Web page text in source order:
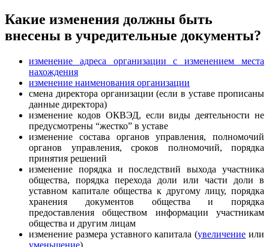
Какие изменения должны быть
внесены в учредительные документы?
изменение адреса организации с изменением места
нахождения
изменение наименования организации
смена директора организации (если в уставе прописаны
данные директора)
изменение кодов ОКВЭД, если виды деятельности не
предусмотрены “жестко” в уставе
изменение состава органов управления, полномочий
органов управления, сроков полномочий, порядка
принятия решений
изменение порядка и последствий выхода участника
общества, порядка перехода доли или части доли в
уставном капитале общества к другому лицу, порядка
хранения документов общества и порядка
предоставления обществом информации участникам
общества и другим лицам
изменение размера уставного капитала (увеличение или
уменьшение)